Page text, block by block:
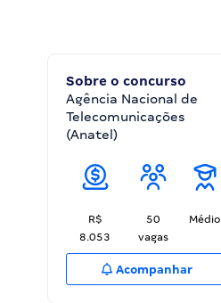
Sobre o concurso
Agência Nacional de
Telecomunicações
(Anatel)
R$
8.053
50
vagas
Médio
Acompanhar